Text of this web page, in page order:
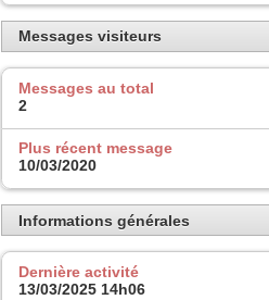
Messages visiteurs
Messages au total
2
Plus récent message
10/03/2020
Informations générales
Dernière activité
13/03/2025 14h06